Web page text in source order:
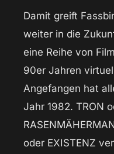
Damit greift
weiter in die
eine Reihe von
90er Jahren
Angefangen hat
Jahr 1982. TRON
oder EXISTENZ